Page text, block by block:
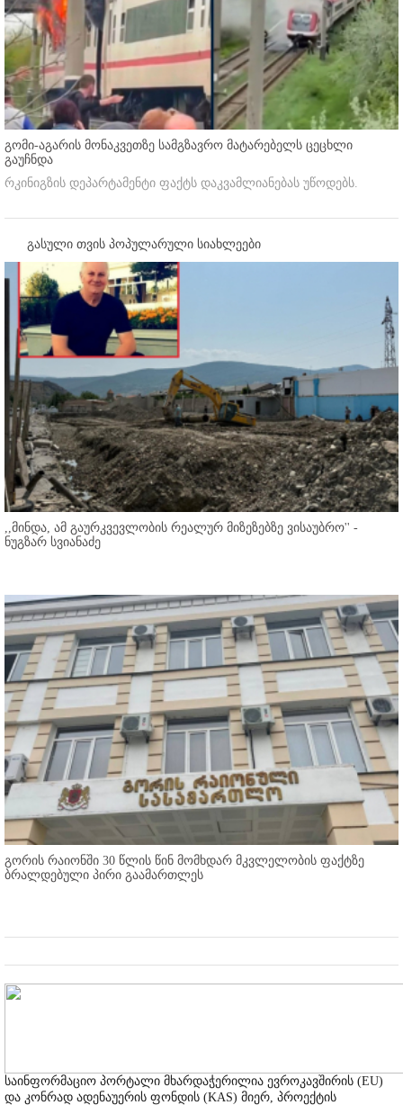
გომი-აგარის მონაკვეთზე სამგზავრო მატარებელს ცეცხლი
გაუჩნდა
რკინიგზის დეპარტამენტი ფაქტს დაკვამლიანებას უწოდებს.
გასული თვის პოპულარული სიახლეები
,,მინდა, ამ გაურკვევლობის რეალურ მიზეზებზე ვისაუბრო'' -
ნუგზარ სვიანაძე
გორის რაიონში 30 წლის წინ მომხდარ მკვლელობის ფაქტზე
ბრალდებული პირი გაამართლეს
საინფორმაციო პორტალი მხარდაჭერილია ევროკავშირის (EU)
და კონრად ადენაუერის ფონდის (KAS) მიერ, პროექტის